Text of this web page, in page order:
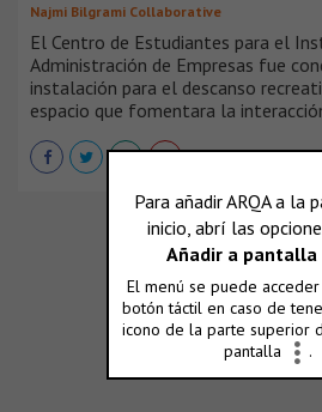
Najmi Bilgrami Collaborative
El Centro de Estudiantes para el
Administración de Empresas fue
instalación para el descanso
espacio que fomentara la